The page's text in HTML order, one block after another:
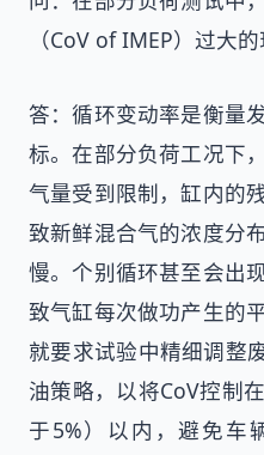
（CoV of IMEP）过大的
答：循环变动率是衡量
标。在部分负荷工况下
气量受到限制，缸内的
致新鲜混合气的浓度分
慢。个别循环甚至会出
致气缸每次做功产生的
就要求试验中精细调整
油策略，以将CoV控制
于5%）以内，避免车